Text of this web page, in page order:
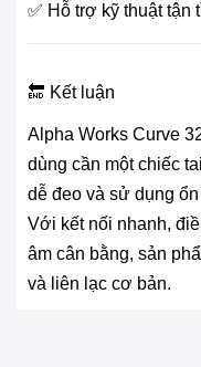
✅ Hỗ trợ kỹ thuật tận
🔚 Kết luận
Alpha Works Curve
dùng cần một chiếc
dễ đeo và sử dụng
Với kết nối nhanh,
âm cân bằng, sản
và liên lạc cơ bản.